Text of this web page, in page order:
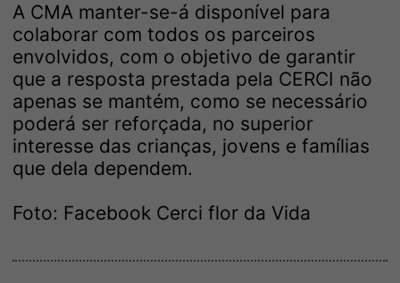
A CMA manter-se-á disponível para
colaborar com todos os parceiros
envolvidos, com o objetivo de garantir
que a resposta prestada pela CERCI não
apenas se mantém, como se necessário
poderá ser reforçada, no superior
interesse das crianças, jovens e famílias
que dela dependem.
Foto: Facebook Cerci flor da Vida